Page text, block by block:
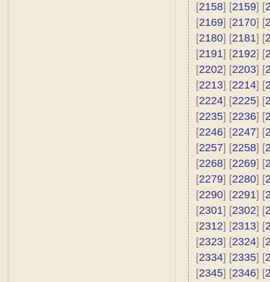
[2158] [2159] [
[2169] [2170] [
[2180] [2181] [
[2191] [2192] [
[2202] [2203] [
[2213] [2214] [
[2224] [2225] [
[2235] [2236] [
[2246] [2247] [
[2257] [2258] [
[2268] [2269] [
[2279] [2280] [
[2290] [2291] [
[2301] [2302] [
[2312] [2313] [
[2323] [2324] [
[2334] [2335] [
[2345] [2346] [